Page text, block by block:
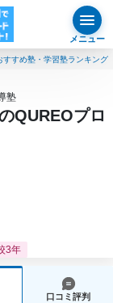
メニュー
すすめ塾・学習塾ランキング
塾
QUREOプロ
3年
口コミ評判